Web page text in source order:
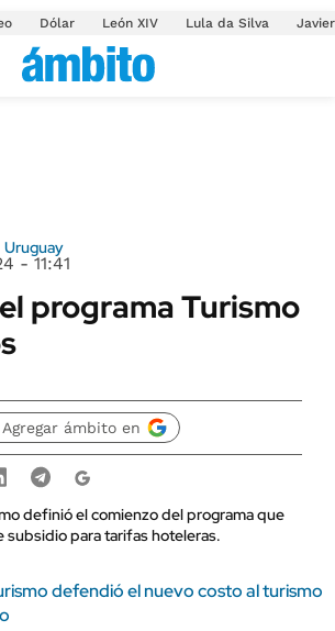
Dólar León XIV Lula da Silva
Uruguay
- 11:41
programa Turismo
Agregar ámbito en
definió el comienzo del programa que
subsidio para tarifas hoteleras.
defendió el nuevo costo al turismo